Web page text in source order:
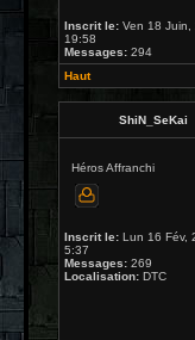
Inscrit le: Ven 18 Juin,
19:58
Messages: 294
Haut
ShiN_SeKai
Héros Affranchi
Inscrit le: Lun 16 Fév,
5:37
Messages: 269
Localisation: DTC